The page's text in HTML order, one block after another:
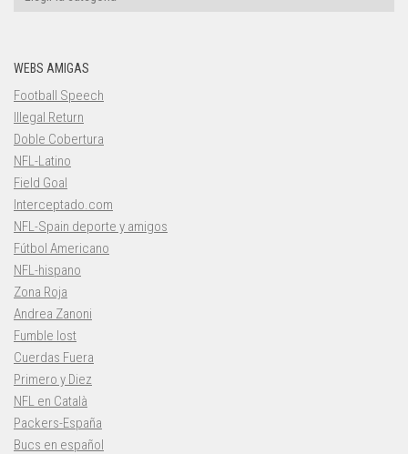
WEBS AMIGAS
Football Speech
Illegal Return
Doble Cobertura
NFL-Latino
Field Goal
Interceptado.com
NFL-Spain deporte y amigos
Fútbol Americano
NFL-hispano
Zona Roja
Andrea Zanoni
Fumble lost
Cuerdas Fuera
Primero y Diez
NFL en Català
Packers-España
Bucs en español